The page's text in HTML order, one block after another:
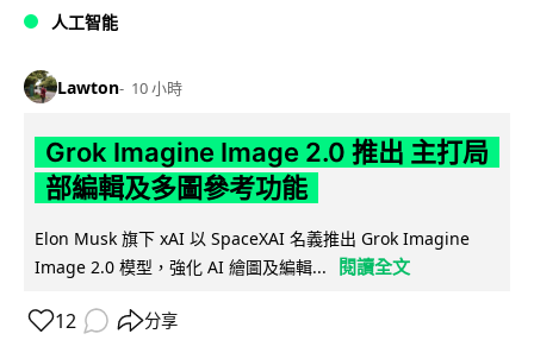
人工智能
Lawton 10 小時
Grok Imagine Image 2.0 推出 主打局
部編輯及多圖參考功能
Elon Musk 旗下 xAI 以 SpaceXAI 名義推出 Grok Imagine
Image 2.0 模型，強化 AI 繪圖及編輯...
閱讀全文
12 分享